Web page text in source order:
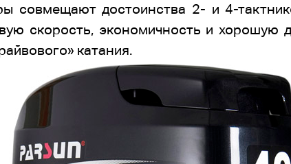
совмещают достоинства 2- и 4-
скорость, экономичность и хорошую
катания.